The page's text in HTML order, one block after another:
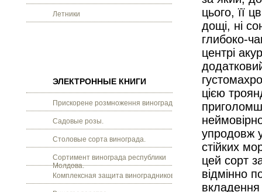
Летники
ЭЛЕКТРОННЫЕ КНИГИ
Прискорене розмноження винограду.
Садовые розы.
Столовые сорта винограда.
Сортимент винограда республики
Молдова.
Комплексная защита виноградников.
цього, її
дощі, ні
глибоко-
центрі
цією
упродовж
стійких
цей сорт
відмінно
вкладення